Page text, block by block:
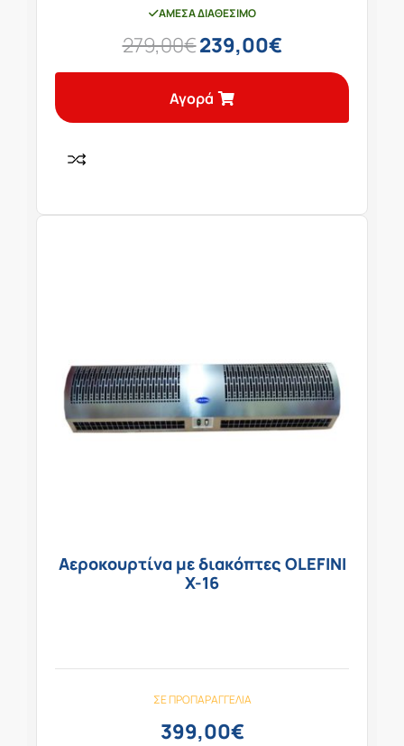
ΆΜΕΣΑ ΔΙΑΘΈΣΙΜΟ
279,00€239,00€
Αγορά
Αεροκουρτίνα με διακόπτες OLEFINI
X-16
ΣΕ ΠΡΟΠΑΡΑΓΓΕΛΊΑ
399,00€